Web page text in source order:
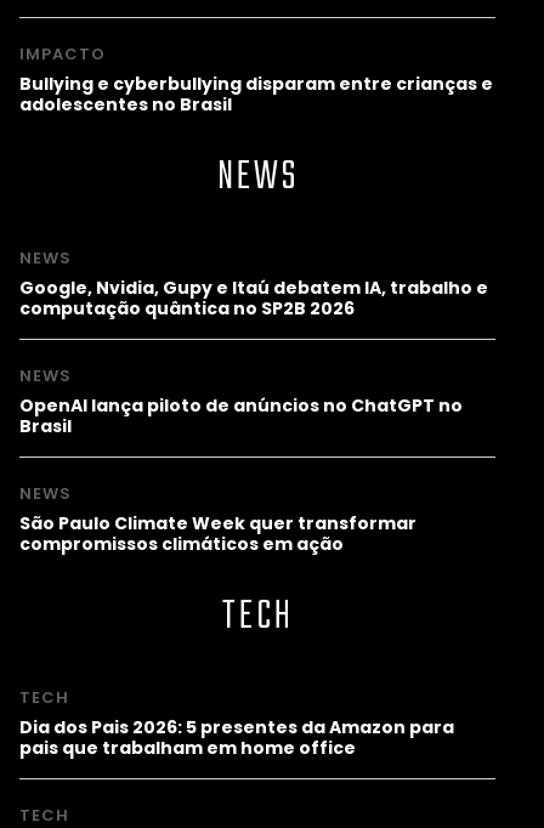
IMPACTO
Bullying e cyberbullying disparam entre crianças e
adolescentes no Brasil
NEWS
NEWS
Google, Nvidia, Gupy e Itaú debatem IA, trabalho e
computação quântica no SP2B 2026
NEWS
OpenAI lança piloto de anúncios no ChatGPT no
Brasil
NEWS
São Paulo Climate Week quer transformar
compromissos climáticos em ação
TECH
TECH
Dia dos Pais 2026: 5 presentes da Amazon para
pais que trabalham em home office
TECH